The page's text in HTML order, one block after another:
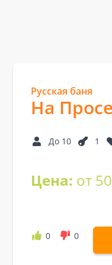
Русская баня
На
До 10 1
Цена: от
0 0